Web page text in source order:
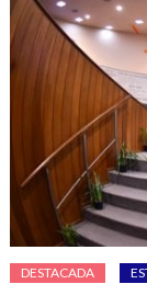
DESTACADA